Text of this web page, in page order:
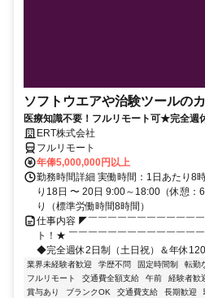
ソフトウエアや治験ツールの
医療知識不要！フルリモート可★完全週
ERT株式会社
フルリモート
年俸5,000,000円以上
勤務時間詳細 実働時間：1日あたり8
り18日 〜 20日 9:00～18:00（休憩
り（標準労働時間8時間）
仕事内容 ◤￣￣￣￣￣￣￣￣￣￣￣
ト！★ ￣￣￣￣￣￣￣￣￣￣￣￣￣
◆完全週休2日制（土日祝）＆年休
業界未経験者歓迎 学歴不問 固定時間制 転勤
フルリモート
交通費全額支給 午前 経験者歓
賞与あり
ブランクOK 交通費支給 長期歓迎